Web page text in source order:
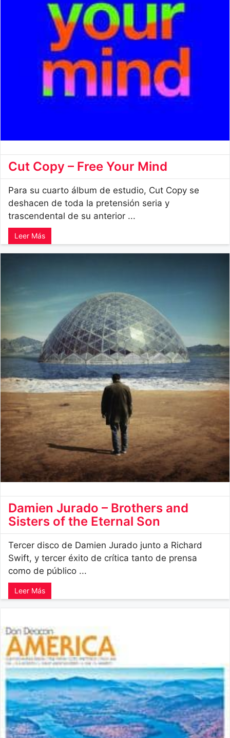
Cut Copy – Free Your Mind
Para su cuarto álbum de estudio, Cut Copy se
deshacen de toda la pretensión seria y
trascendental de su anterior ...
Leer Más
Damien Jurado – Brothers and
Sisters of the Eternal Son
Tercer disco de Damien Jurado junto a Richard
Swift, y tercer éxito de crítica tanto de prensa
como de público ...
Leer Más